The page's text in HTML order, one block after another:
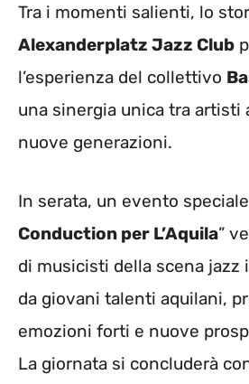
Tra i momenti salienti, lo
Alexanderplatz Jazz Club
l’esperienza del collettivo
una sinergia unica tra artisti
nuove generazioni.
In serata, un evento
Conduction per L’Aquila”
di musicisti della scena jazz
da giovani talenti aquilani,
emozioni forti e nuove
La giornata si concluderà